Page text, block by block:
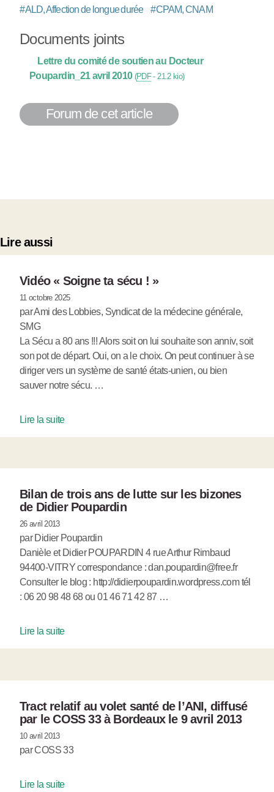
#ALD, Affection de longue durée #CPAM, CNAM
Documents joints
Lettre du comité de soutien au Docteur
Poupardin_21 avril 2010 (PDF- 21.2 kio)
Forum de cet article
Lire aussi
Vidéo « Soigne ta sécu ! »
11 octobre 2025
par Ami des Lobbies, Syndicat de la médecine générale,
SMG
La Sécu a 80 ans !!! Alors soit on lui souhaite son anniv, soit
son pot de départ. Oui, on a le choix. On peut continuer à se
diriger vers un système de santé états-unien, ou bien
sauver notre sécu. …
Lire la suite
Bilan de trois ans de lutte sur les bizones
de Didier Poupardin
26 avril 2013
par Didier Poupardin
Danièle et Didier POUPARDIN 4 rue Arthur Rimbaud
94400-VITRY correspondance : dan.poupardin@free.fr
Consulter le blog : http://didierpoupardin.wordpress.com tél
: 06 20 98 48 68 ou 01 46 71 42 87 …
Lire la suite
Tract relatif au volet santé de l’ANI, diffusé
par le COSS 33 à Bordeaux le 9 avril 2013
10 avril 2013
par COSS 33
Lire la suite